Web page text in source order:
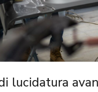
lucidatura